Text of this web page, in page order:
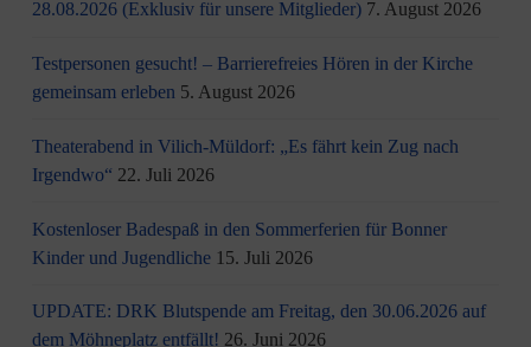
28.08.2026 (Exklusiv für unsere Mitglieder) 7. August 2026
Testpersonen gesucht! – Barrierefreies Hören in der Kirche
gemeinsam erleben 5. August 2026
Theaterabend in Vilich-Müldorf: „Es fährt kein Zug nach
Irgendwo“ 22. Juli 2026
Kostenloser Badespaß in den Sommerferien für Bonner
Kinder und Jugendliche 15. Juli 2026
UPDATE: DRK Blutspende am Freitag, den 30.06.2026 auf
dem Möhneplatz entfällt! 26. Juni 2026